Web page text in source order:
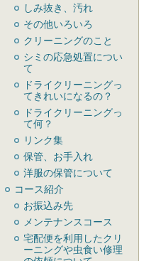
しみ抜き、汚れ
その他いろいろ
クリーニングのこと
シミの応急処置につい
て
ドライクリーニングっ
てきれいになるの？
ドライクリーニングっ
て何？
リンク集
保管、お手入れ
洋服の保管について
コース紹介
お振込み先
メンテナンスコース
宅配便を利用したクリ
ーニングや虫食い修理